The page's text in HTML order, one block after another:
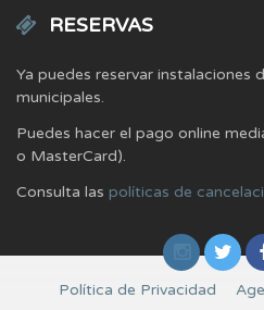
RESERVAS
Ya puedes reservar instalaciones
municipales.
Puedes hacer el pago online
o MasterCard).
Consulta las políticas de
Política de Privacidad